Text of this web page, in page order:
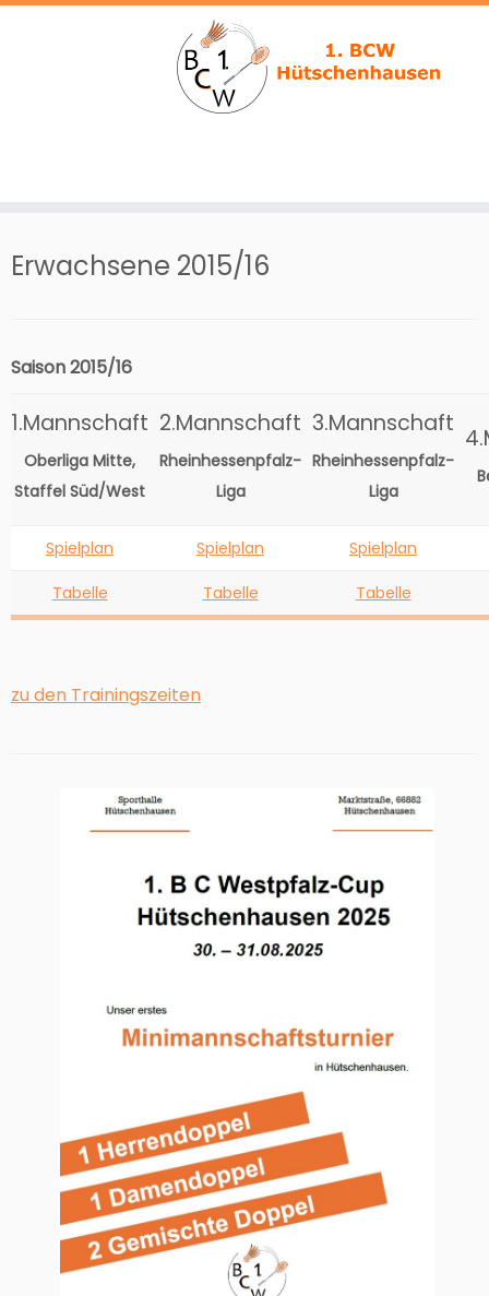
Inhalt
springen
Erwachsene 2015/16
Saison 2015/16
1.Mannschaft
Oberliga Mitte,
Staffel Süd/West
2.Mannschaft
Rheinhessenpfalz-
Liga
3.Mannschaft
Rheinhessenpfalz-
Liga
Spielplan Spielplan Spielplan
Tabelle Tabelle Tabelle
zu den Trainingszeiten